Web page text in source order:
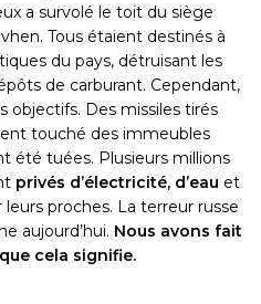
a survolé le toit du siège
Tous étaient destinés à
du pays, détruisant les
de carburant. Cependant,
objectifs. Des missiles tirés
touché des immeubles
été tuées. Plusieurs millions
privés d’électricité, d’eau et
proches. La terreur russe
aujourd’hui. Nous avons fait
cela signifie.